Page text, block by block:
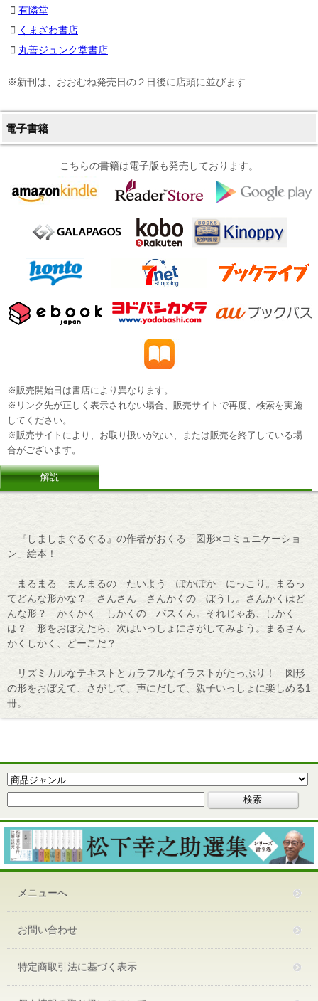
有隣堂
くまざわ書店
丸善ジュンク堂書店
※新刊は、おおむね発売日の２日後に店頭に並びます
電子書籍
こちらの書籍は電子版も発売しております。
※販売開始日は書店により異なります。
※リンク先が正しく表示されない場合、販売サイトで再度、検索を実施
してください。
※販売サイトにより、お取り扱いがない、または販売を終了している場
合がございます。
解説
『しましまぐるぐる』の作者がおくる「図形×コミュニケーショ
ン」絵本！
まるまる まんまるの たいよう ぽかぽか にっこり。まるっ
てどんな形かな？ さんさん さんかくの ぼうし。さんかくはど
んな形？ かくかく しかくの バスくん。それじゃあ、しかく
は？ 形をおぼえたら、次はいっしょにさがしてみよう。まるさん
かくしかく、どーこだ？
リズミカルなテキストとカラフルなイラストがたっぷり！ 図形
の形をおぼえて、さがして、声にだして、親子いっしょに楽しめる1
冊。
メニューへ
お問い合わせ
特定商取引法に基づく表示